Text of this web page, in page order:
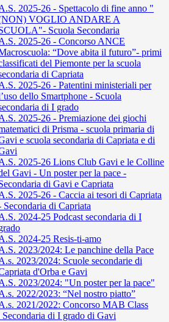
2025-26 - Spettacolo di fine anno "
VOGLIO ANDARE A
Scuola Secondaria
2025-26 - Concorso ANCE
“Dove abita il futuro”- primi
del Piemonte per la scuola
di Capriata
2025-26 - Patentini ministeriali per
dello Smartphone - Scuola
di I grado
2025-26 - Premiazione dei giochi
di Prisma - scuola primaria di
e scuola secondaria di Capriata e di
2025-26 Lions Club Gavi e le Colline
Gavi - Un poster per la pace -
di Gavi e Capriata
2025-26 - Caccia ai tesori di Capriata
Secondaria di Capriata
2024-25 Podcast secondaria di I
2024-25 Resis-ti-amo
2023/2024: Le panchine della Pace
2023/2024: Scuole secondarie di
d'Orba e Gavi
2023/2024: "Un poster per la pace"
2022/2023: “Nel nostro piatto”
2021/2022: Concorso MAB Class
Secondaria di I grado di Gavi